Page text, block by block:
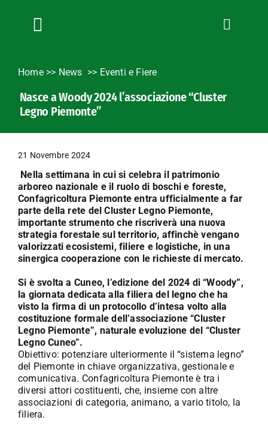
Toggle
News
L’Agricoltore cuneese
Fotogallery
Lavora con noi
Contatti
Home>> News Eventi e Fiere
Nasce a Woody 2024 l’associazione “Cluster
Legno Piemonte”
21 Novembre 2024
Nella settimana in cui si celebra il patrimonio
arboreo nazionale e il ruolo di boschi e foreste,
Confagricoltura Piemonte entra ufficialmente a far
parte della rete del Cluster Legno Piemonte,
importante strumento che riscriverà una nuova
strategia forestale sul territorio, affinchè vengano
valorizzati ecosistemi, filiere e logistiche, in una
sinergica cooperazione con le richieste di mercato.
Si è svolta a Cuneo, l’edizione del 2024 di “Woody”,
la giornata dedicata alla filiera del legno che ha
visto la firma di un protocollo d’intesa volto alla
costituzione formale dell’associazione “Cluster
Legno Piemonte”, naturale evoluzione del “Cluster
Legno Cuneo”.
Obiettivo: potenziare ulteriormente il “sistema legno”
del Piemonte in chiave organizzativa, gestionale e
comunicativa. Confagricoltura Piemonte è tra i
diversi attori costituenti, che, insieme con altre
associazioni di categoria, animano, a vario titolo, la
filiera.